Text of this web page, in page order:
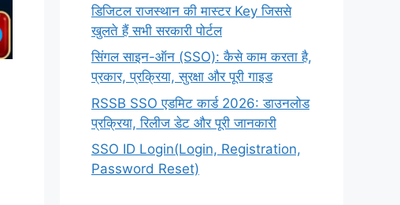
डिजिटल राजस्थान की मास्टर Key जिससे
खुलते हैं सभी सरकारी पोर्टल
सिंगल साइन-ऑन (SSO): कैसे काम करता है,
प्रकार, प्रक्रिया, सुरक्षा और पूरी गाइड
RSSB SSO एडमिट कार्ड 2026: डाउनलोड
प्रक्रिया, रिलीज डेट और पूरी जानकारी
SSO ID Login(Login, Registration,
Password Reset)